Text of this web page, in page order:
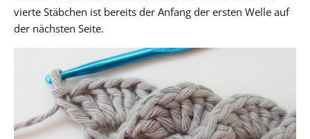
vierte Stäbchen ist bereits der Anfang der ersten Welle auf
der nächsten Seite.